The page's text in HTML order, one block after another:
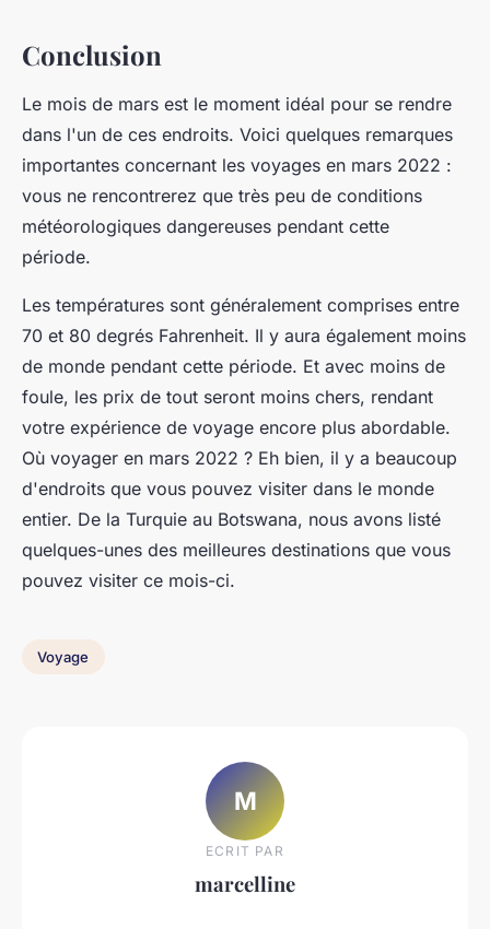
Conclusion
Le mois de mars est le moment idéal pour se rendre
dans l'un de ces endroits. Voici quelques remarques
importantes concernant les voyages en mars 2022 :
vous ne rencontrerez que très peu de conditions
météorologiques dangereuses pendant cette
période.
Les températures sont généralement comprises entre
70 et 80 degrés Fahrenheit. Il y aura également moins
de monde pendant cette période. Et avec moins de
foule, les prix de tout seront moins chers, rendant
votre expérience de voyage encore plus abordable.
Où voyager en mars 2022 ? Eh bien, il y a beaucoup
d'endroits que vous pouvez visiter dans le monde
entier. De la Turquie au Botswana, nous avons listé
quelques-unes des meilleures destinations que vous
pouvez visiter ce mois-ci.
Voyage
M
ECRIT PAR
marcelline